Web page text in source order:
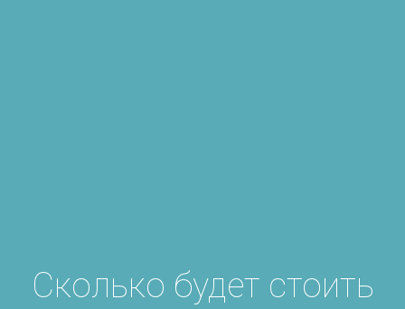
Сколько будет стоить